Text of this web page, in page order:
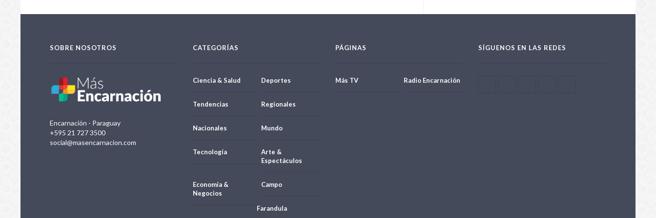
SOBRE NOSOTROS
Encarnación - Paraguay
+595 21 727 3500
social@masencarnacion.com
CATEGORÍAS
Ciencia & Salud Deportes
Tendencias Regionales
Nacionales Mundo
Tecnología
Arte &
Espectáculos
Economía &
Negocios
Campo
Farandula
PÁGINAS
Más TV Radio Encarnación
SÍGUENOS EN LAS REDES